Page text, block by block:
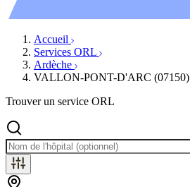
Accueil
Services ORL
Ardèche
VALLON-PONT-D'ARC (07150)
Trouver un service ORL